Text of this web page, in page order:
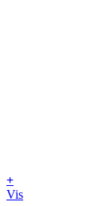
+
Vis